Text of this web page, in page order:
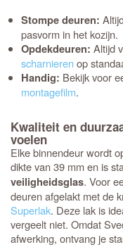
Stompe deuren:
pasvorm in het kozijn.
Opdekdeuren: Altijd
scharnieren op
Handig: Bekijk voor
montagefilm.
Kwaliteit en
voelen
Elke binnendeur wordt
dikte van 39 mm en is
veiligheidsglas. Voor
deuren afgelakt met de
Superlak. Deze lak is
vergeelt niet. Omdat
afwerking, ontvang je